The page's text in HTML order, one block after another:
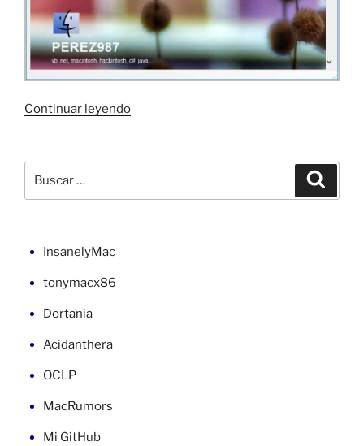
Continuar leyendo«Navegador
WebBrowser
por:
InsanelyMac
tonymacx86
Dortania
Acidanthera
OCLP
MacRumors
Mi GitHub